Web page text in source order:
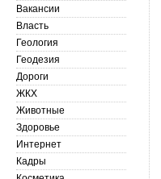
Вакансии
Власть
Геология
Геодезия
Дороги
ЖКХ
Животные
Здоровье
Интернет
Кадры